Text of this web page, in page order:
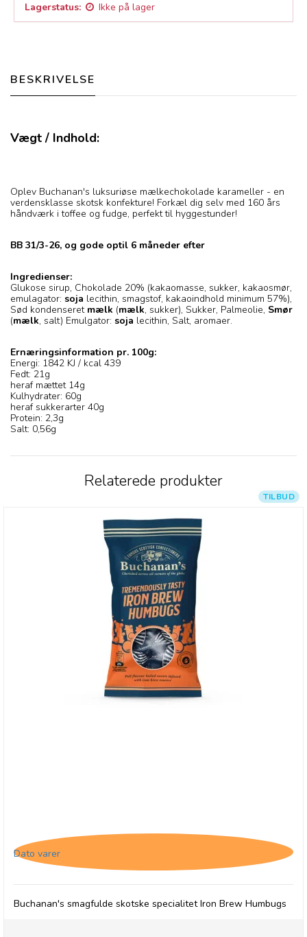
Lagerstatus: Ikke på lager
BESKRIVELSE
Vægt / Indhold:
Oplev Buchanan's luksuriøse mælkechokolade karameller - en
verdensklasse skotsk konfekture! Forkæl dig selv med 160 års
håndværk i toffee og fudge, perfekt til hyggestunder!
BB 31/3-26, og gode optil 6 måneder efter
Ingredienser:
Glukose sirup, Chokolade 20% (kakaomasse, sukker, kakaosmør,
emulagator: soja lecithin, smagstof, kakaoindhold minimum 57%),
Sød kondenseret mælk (mælk, sukker), Sukker, Palmeolie, Smør
(mælk, salt) Emulgator: soja lecithin, Salt, aromaer.
Ernæringsinformation pr. 100g:
Energi: 1842 KJ / kcal 439
Fedt: 21g
heraf mættet 14g
Kulhydrater: 60g
heraf sukkerarter 40g
Protein: 2,3g
Salt: 0,56g
Relaterede produkter
TILBUD
Dato varer
Buchanan's smagfulde skotske specialitet Iron Brew Humbugs